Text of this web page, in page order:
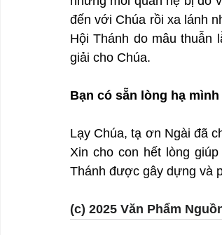
đến với Chúa rồi xa lánh
Hội Thánh do mâu thuẫn
giải cho Chúa.
Bạn có sẵn lòng hạ
Lạy Chúa, tạ ơn Ngài đã
Xin cho con hết lòng
Thánh được gây dựng và
(c) 2025 Văn Phẩm